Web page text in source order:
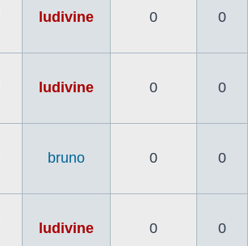
ludivine 0 0
ludivine 0 0
bruno 0 0
ludivine 0 0